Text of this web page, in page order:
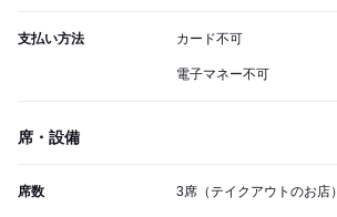
支払い方法 カード不可
電子マネー不可
席・設備
席数 3席（テイクアウトのお店）